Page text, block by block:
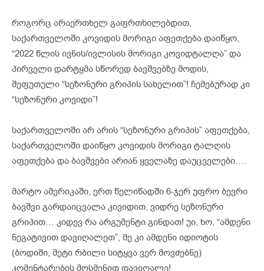
როგორც არაერთხელ გაფრთხილებდით,
საქართველოში კოვიდის მორიგი აფეთქება დაიწყო,
“2022 წლის ივნის/ივლისის მორიგი კოვიდტალღა” და
პირველი დარტყმა სწორედ ბავშვებზე მოდის,
შეფუთული “სეზონური გრიპის სახელით”! ჩემებურად კი
“სეზონური კოვიდი”!
საქართველოში არ არის “სეზონური გრიპის” აფეთქება,
საქართველოში დაიწყო კოვიდის მორიგი ტალღის
აფეთქება და ბავშვები არიან ყველაზე დაუცველები….
მარტო ამერიკაში, ერთ წელიწადში 6-ჯერ უფრო ბევრი
ბავშვი გარდაიცვალა კივიდით, ვიდრე სეზონური
გრიპით… კიდევ რა არგუმენტი გინდათ! უი, ხო, “ამდენი
ნეგატივით დავიღალეთ”, მე კი ამდენი იდიოტის
(ბოდიში, მეტი რბილი სიტყვა ვერ მოვძებნე)
კომენტარების მოსმენით დავიღალე!